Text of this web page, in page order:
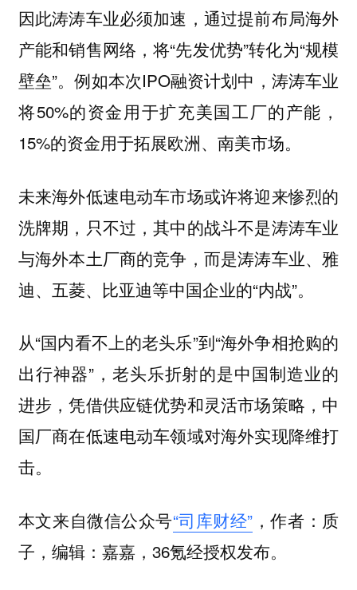
因此涛涛车业必须加速，通过提前布局海外
产能和销售网络，将“先发优势”转化为“规模
壁垒”。例如本次IPO融资计划中，涛涛车业
将50%的资金用于扩充美国工厂的产能，
15%的资金用于拓展欧洲、南美市场。
未来海外低速电动车市场或许将迎来惨烈的
洗牌期，只不过，其中的战斗不是涛涛车业
与海外本土厂商的竞争，而是涛涛车业、雅
迪、五菱、比亚迪等中国企业的“内战”。
从“国内看不上的老头乐”到“海外争相抢购的
出行神器”， 老头乐折射的是中国制造业的
进步，凭借供应链优势和灵活市场策略，中
国厂商在低速电动车领域对海外实现降维打
击。
本文来自微信公众号“司库财经” ，作者：质
子，编辑：嘉嘉，36氪经授权发布。